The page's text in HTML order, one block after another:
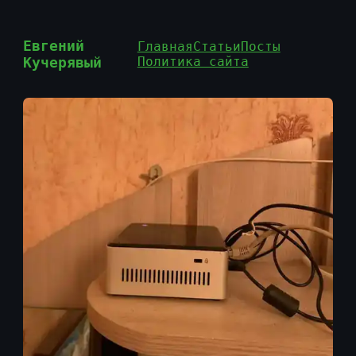
Евгений
Кучерявый
ГлавнаяСтатьиПосты
Политика сайта